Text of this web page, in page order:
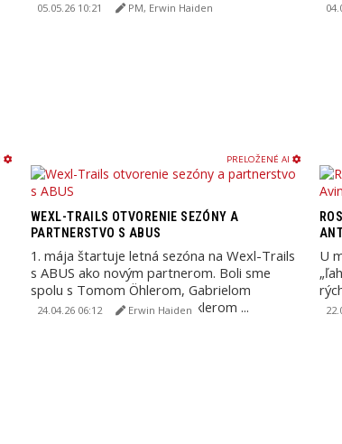
05.05.26 10:21 PM, Erwin Haiden
PRELOŽENÉ AI
WEXL-TRAILS OTVORENIE SEZÓNY A
PARTNERSTVO S ABUS
1. mája štartuje letná sezóna na Wexl-Trails
s ABUS ako novým partnerom. Boli sme
spolu s Tomom Öhlerom, Gabrielom
Wibmerom a Berndom Winklerom ...
24.04.26 06:12 Erwin Haiden
U